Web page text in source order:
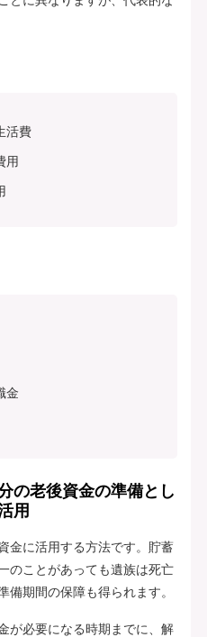
活費
用
金
の老後資金の準備とし
用
金に活用する方法です。貯蓄
のことがあっても遺族は死亡
期間の保障も得られます。
が必要になる時期までに、解